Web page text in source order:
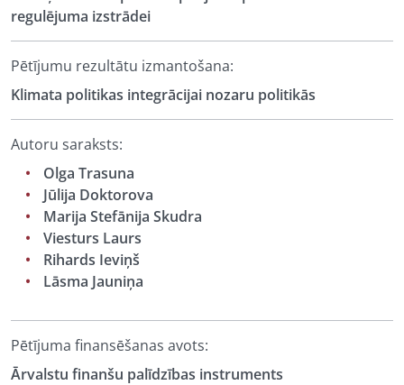
regulējuma izstrādei
Pētījumu rezultātu izmantošana:
Klimata politikas integrācijai nozaru politikās
Autoru saraksts:
Olga Trasuna
Jūlija Doktorova
Marija Stefānija Skudra
Viesturs Laurs
Rihards Ieviņš
Lāsma Jauniņa
Pētījuma finansēšanas avots:
Ārvalstu finanšu palīdzības instruments